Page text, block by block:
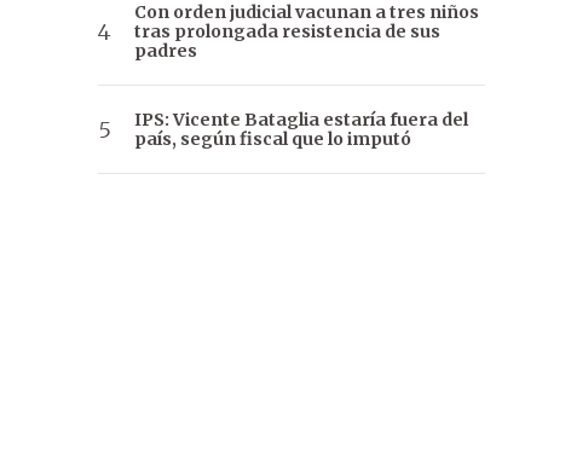
Con orden judicial vacunan a tres niños
tras prolongada resistencia de sus
padres
IPS: Vicente Bataglia estaría fuera del
país, según fiscal que lo imputó